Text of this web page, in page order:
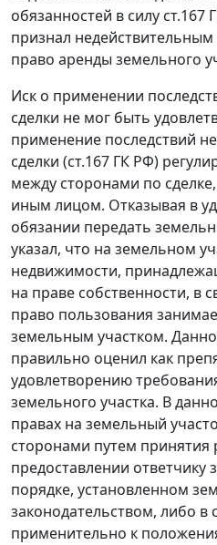
обязанностей в силу ст.167
признал
право аренды земельного
Иск о применении
сделки не мог быть
применение последствий
сделки (ст.167 ГК РФ)
между сторонами по
иным лицом. Отказывая в
обязании передать
указал, что на земельном
недвижимости,
на праве собственности, в
право пользования
земельным участком.
правильно оценил как
удовлетворению
земельного участка. В
правах на земельный
сторонами путем принятия
предоставлении ответчику
порядке, установленном
законодательством, либо в
применительно к